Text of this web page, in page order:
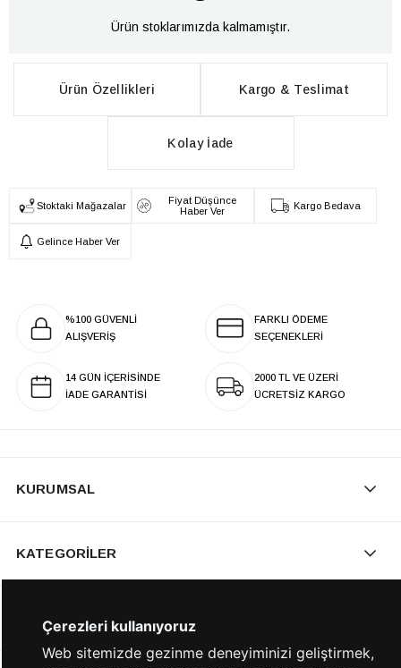
Ürün stoklarımızda kalmamıştır.
Ürün Özellikleri Kargo & Teslimat
Kolay İade
Stoktaki Mağazalar
Fiyat Düşünce
Haber Ver
Kargo Bedava
Gelince Haber Ver
%100 GÜVENLİ
ALIŞVERİŞ
FARKLI ÖDEME
SEÇENEKLERİ
14 GÜN İÇERİSİNDE
İADE GARANTİSİ
2000 TL VE ÜZERİ
ÜCRETSİZ KARGO
KURUMSAL
KATEGORİLER
YARDIMÇerezleri kullanıyoruz
Web sitemizde gezinme deneyiminizi geliştirmek,